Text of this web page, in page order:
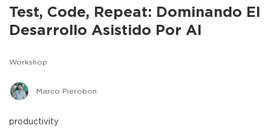
Test, Code, Repeat: Dominando El
Desarrollo Asistido Por AI
Workshop
Marco Pierobon
productivity